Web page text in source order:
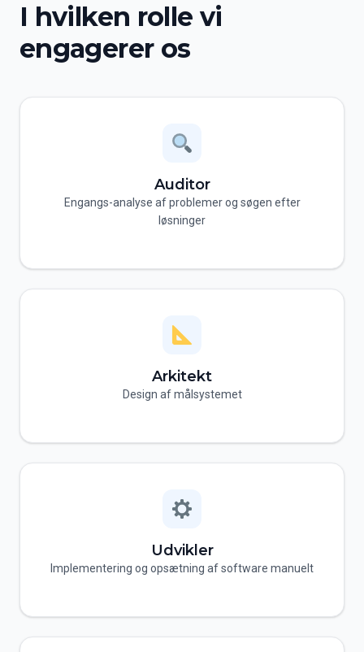
I hvilken rolle vi
engagerer os
Auditor
Engangs-analyse af problemer og søgen efter
løsninger
Arkitekt
Design af målsystemet
Udvikler
Implementering og opsætning af software manuelt